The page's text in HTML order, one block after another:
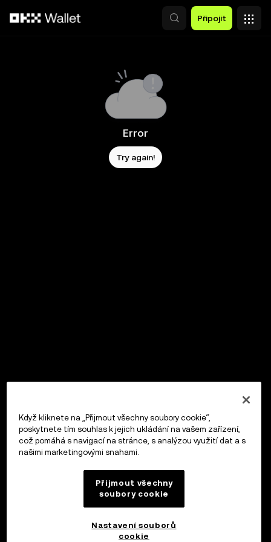
Připojit
Error
Try again!
Když kliknete na „Přijmout všechny soubory cookie“,
poskytnete tím souhlas k jejich ukládání na vašem zařízení,
což pomáhá s navigací na stránce, s analýzou využití dat a s
našimi marketingovými snahami.
Přijmout všechny
soubory cookie
Nastavení souborů
cookie